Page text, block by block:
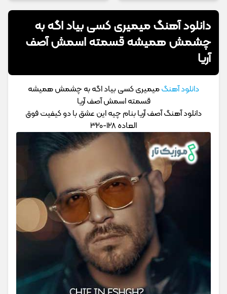
دانلود آهنگ میمیری کسی بیاد اگه به
چشمش همیشه قسمته اسمش آصف
آریا
دانلود آهنگمیمیری کسی بیاد اگه به چشمش همیشه
قسمته اسمش آصف آریا
دانلود آهنگ آصف آریا بنام چیه این عشق با دو کیفیت فوق
العاده 128-320